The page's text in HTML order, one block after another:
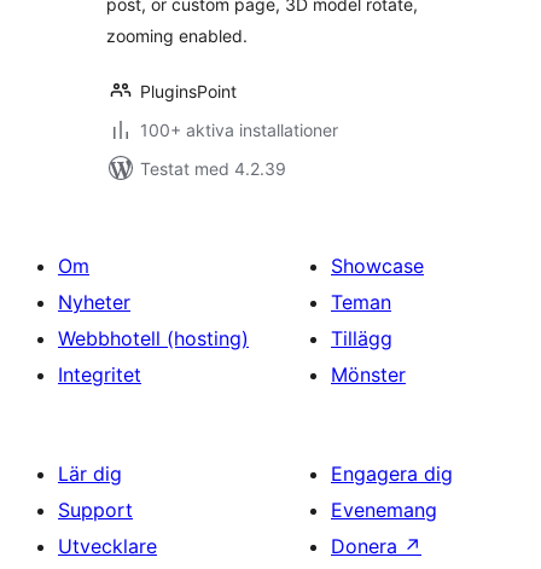
post, or custom page, 3D model rotate,
zooming enabled.
PluginsPoint
100+ aktiva installationer
Testat med 4.2.39
Om
Nyheter
Webbhotell (hosting)
Integritet
Showcase
Teman
Tillägg
Mönster
Lär dig
Support
Utvecklare
Engagera dig
Evenemang
Donera ↗